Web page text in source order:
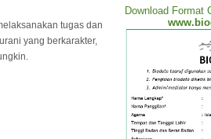
tugas dan
yang berkarakter,
Download Format